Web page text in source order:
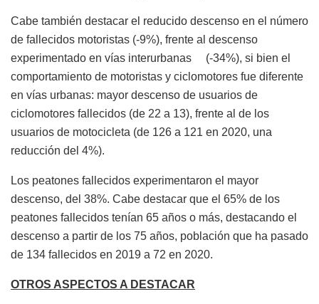
Cabe también destacar el reducido descenso en el número
de fallecidos motoristas (-9%), frente al descenso
experimentado en vías interurbanas (-34%), si bien el
comportamiento de motoristas y ciclomotores fue diferente
en vías urbanas: mayor descenso de usuarios de
ciclomotores fallecidos (de 22 a 13), frente al de los
usuarios de motocicleta (de 126 a 121 en 2020, una
reducción del 4%).
Los peatones fallecidos experimentaron el mayor
descenso, del 38%. Cabe destacar que el 65% de los
peatones fallecidos tenían 65 años o más, destacando el
descenso a partir de los 75 años, población que ha pasado
de 134 fallecidos en 2019 a 72 en 2020.
OTROS ASPECTOS A DESTACAR